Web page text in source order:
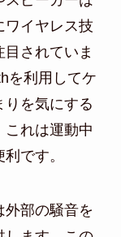
ワイヤレス技
されていま
を利用してケ
りを気にする
これは運動中
です。
外部の騒音を